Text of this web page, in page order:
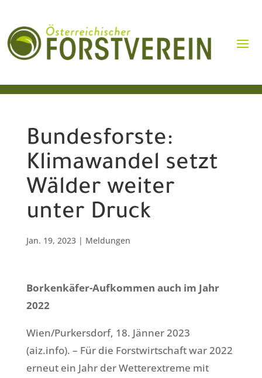
Bundesforste:
Klimawandel setzt
Wälder weiter
unter Druck
Jan. 19, 2023| Meldungen
Borkenkäfer-Aufkommen auch im Jahr
2022
Wien/Purkersdorf, 18. Jänner 2023
(aiz.info). – Für die Forstwirtschaft war 2022
erneut ein Jahr der Wetterextreme mit